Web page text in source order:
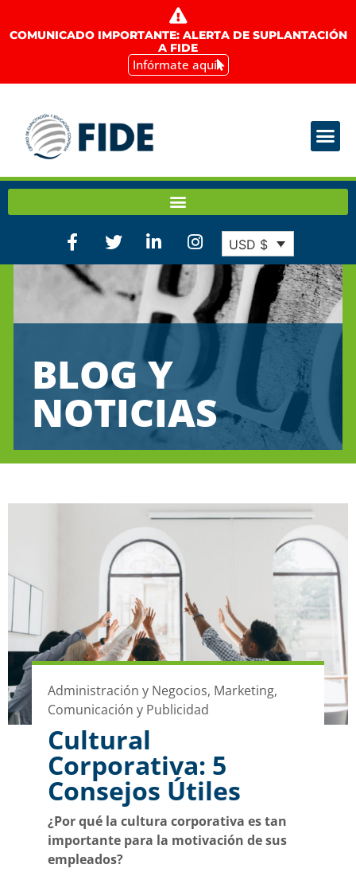
COMUNICADO IMPORTANTE: ALERTA DE SUPLANTACIÓN
A FIDE
Infórmate aquí
USD $
BLOG Y
NOTICIAS
Administración y Negocios, Marketing,
Comunicación y Publicidad
Cultural
Corporativa: 5
Consejos Útiles
¿Por qué la cultura corporativa es tan
importante para la motivación de sus
empleados?